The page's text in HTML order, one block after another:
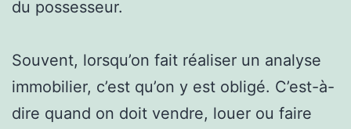
du possesseur.
Souvent, lorsqu’on fait réaliser un analyse
immobilier, c’est qu’on y est obligé. C’est-à-
dire quand on doit vendre, louer ou faire